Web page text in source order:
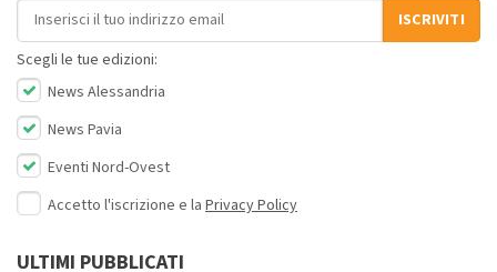
Indirizzo email
ISCRIVITI
Scegli le tue edizioni:
News Alessandria
News Pavia
Eventi Nord-Ovest
Accetto l'iscrizione e la Privacy Policy
ULTIMI PUBBLICATI